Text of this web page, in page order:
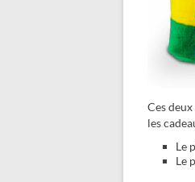
Ces
les
Le
Le